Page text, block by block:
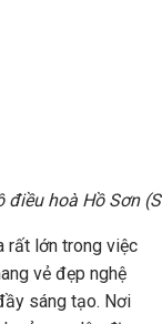
điều hoà Hồ Sơn
rất lớn trong việc
vẻ đẹp nghệ
sáng tạo. Nơi